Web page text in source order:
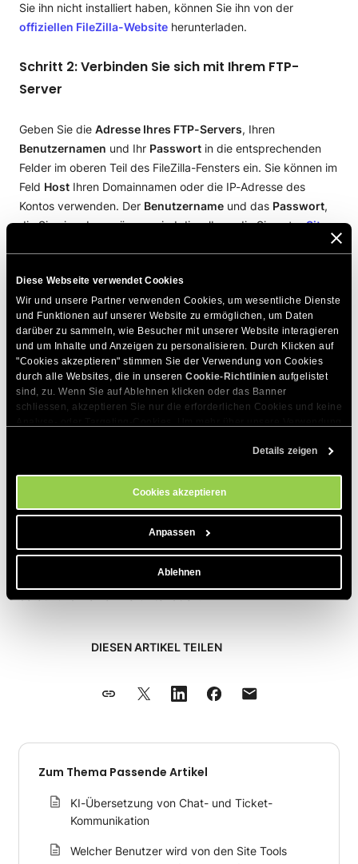
Diese Webseite verwendet Cookies
Wir und unsere Partner verwenden Cookies, um wesentliche Dienste
und Funktionen auf unserer Website zu ermöglichen, um Daten
darüber zu sammeln, wie Besucher mit unserer Website interagieren
und um Inhalte und Anzeigen zu personalisieren. Durch Klicken auf
"Cookies akzeptieren" stimmen Sie der Verwendung von Cookies
durch alle Websites, die in unseren Cookie-Richtlinien aufgelistet
sind, zu. Wenn Sie auf Ablehnen klicken oder das Banner
schliessen, akzeptieren Sie nur die erforderlichen Cookies und keine
. Sie können Ihre Cookie-Einstellungen jederzeit im
Details zeigen
Cookies akzeptieren
Anpassen
Ablehnen
Sie ihn nicht installiert haben, können Sie ihn von der
offiziellen FileZilla-Website herunterladen.
Schritt 2: Verbinden Sie sich mit Ihrem FTP-
Server
Geben Sie die Adresse Ihres FTP-Servers, Ihren
Benutzernamen und Ihr Passwort in die entsprechenden
Felder im oberen Teil des FileZilla-Fensters ein. Sie können im
Feld Host Ihren Domainnamen oder die IP-Adresse des
Kontos verwenden. Der Benutzername und das Passwort,
die Sie eingeben müssen, sind dieselben, die Sie unterSite
ist
Schritt 3: Legen Sie Ihr lokales Verzeichnis fest
Auf der linken Seite des FileZilla-Fensters sehen Sie Ihre
lokalen Verzeichnisse. Navigieren Sie zu einem Verzeichnis
innerhalb Ihres Benutzerprofils, auf das Sie Zugriff haben.
Dies wird das Verzeichnis sein, in das Sie Ihre Dateien
Schritt 4: Starten Sie die Dateiübertragung
Sobald Sie Ihr lokales Verzeichnis festgelegt haben, können
Sie mit der Übertragung von Dateien beginnen. Um eine
Datei herunterzuladen, navigieren Sie einfach zu ihr auf der
rechten Seite des FileZilla-Fensters (Ihre
Serververzeichnisse), klicken mit der rechten Maustaste
DIESEN ARTIKEL TEILEN
Zum Thema Passende Artikel
KI-Übersetzung von Chat- und Ticket-
Kommunikation
Welcher Benutzer wird von den Site Tools